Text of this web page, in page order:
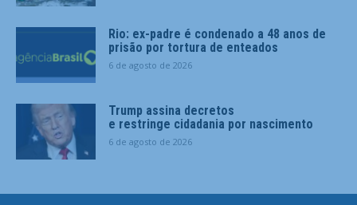
Rio: ex-padre é condenado a 48 anos de
prisão por tortura de enteados
6 de agosto de 2026
Trump assina decretos
e restringe cidadania por nascimento
6 de agosto de 2026